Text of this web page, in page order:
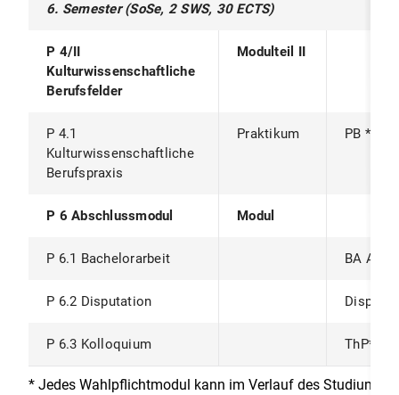
* Jedes Wahlpflichtmodul kann im Verlauf des Studiums
6. Semester (SoSe, 2 SWS, 30 ECTS)
P 4/II
Kulturwissenschaftliche
Berufsfelder
Modulteil II
P 4.1
Kulturwissenschaftliche
Berufspraxis
Praktikum PB *
P 6 Abschlussmodul Modul
P 6.1 Bachelorarbeit BA
P 6.2 Disputation
P 6.3 Kolloquium ThP*